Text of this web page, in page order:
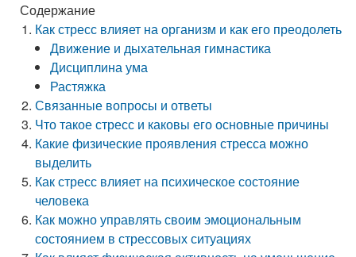
Содержание
Как стресс влияет на организм и как его преодолеть
Движение и дыхательная гимнастика
Дисциплина ума
Растяжка
Связанные вопросы и ответы
Что такое стресс и каковы его основные причины
Какие физические проявления стресса можно
выделить
Как стресс влияет на психическое состояние
человека
Как можно управлять своим эмоциональным
состоянием в стрессовых ситуациях